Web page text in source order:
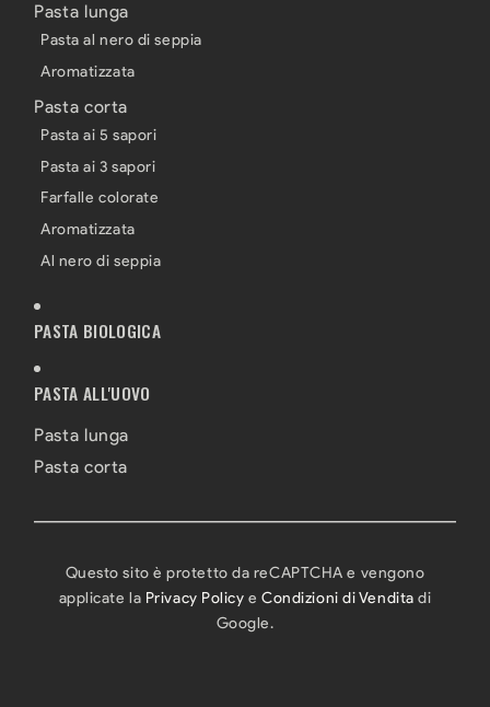
Pasta lunga
Pasta al nero di seppia
Aromatizzata
Pasta corta
Pasta ai 5 sapori
Pasta ai 3 sapori
Farfalle colorate
Aromatizzata
Al nero di seppia
PASTA BIOLOGICA
PASTA ALL'UOVO
Pasta lunga
Pasta corta
Questo sito è protetto da reCAPTCHA e vengono
applicate la Privacy Policy eCondizioni di Vendita di
Google.